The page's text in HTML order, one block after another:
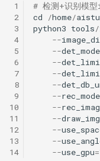
1
2
3
4
5
6
7
8
9
10
11
12
13
14
# 检测+识别模
cd
/home/
python3 tools/
--
--
--
--
--
--
--
--
--
--
--use_gpu=